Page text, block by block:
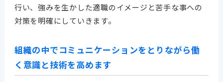
行い、強みを生かした適職のイメージと苦手な事への
対策を明確にしていきます。
組織の中でコミュニケーションをとりながら働
く意識と技術を高めます